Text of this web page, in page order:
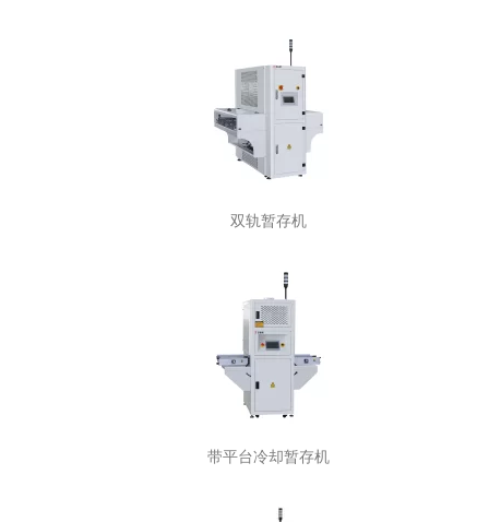
双轨暂存机
带平台冷却暂存机